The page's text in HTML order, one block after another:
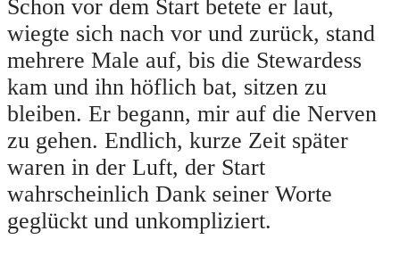
Schon vor dem Start betete er laut,
wiegte sich nach vor und zurück, stand
mehrere Male auf, bis die Stewardess
kam und ihn höflich bat, sitzen zu
bleiben. Er begann, mir auf die Nerven
zu gehen. Endlich, kurze Zeit später
waren in der Luft, der Start
wahrscheinlich Dank seiner Worte
geglückt und unkompliziert.